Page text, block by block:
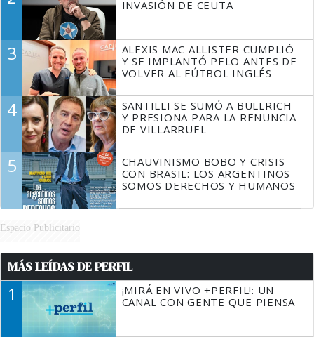
INVASIÓN DE CEUTA
3
ALEXIS MAC ALLISTER CUMPLIÓ
Y SE IMPLANTÓ PELO ANTES DE
VOLVER AL FÚTBOL INGLÉS
4
SANTILLI SE SUMÓ A BULLRICH
Y PRESIONA PARA LA RENUNCIA
DE VILLARRUEL
5
CHAUVINISMO BOBO Y CRISIS
CON BRASIL: LOS ARGENTINOS
SOMOS DERECHOS Y HUMANOS
Espacio Publicitario
MÁS LEÍDAS DE PERFIL
1
¡MIRÁ EN VIVO +PERFIL!: UN
CANAL CON GENTE QUE PIENSA